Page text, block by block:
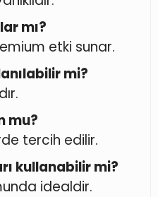
mı?
etki sunar.
mi?
mu?
tercih edilir.
kullanabilir mi?
idealdir.